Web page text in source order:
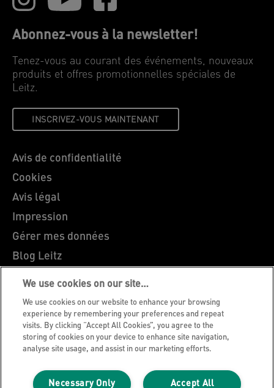
Abonnez-vous à la newsletter!
Tenez-vous au courant des événements, nouveaux
produits et offres promotionnelles spéciales de
Leitz.
INSCRIVEZ-VOUS MAINTENANT
Avis de confidentialité
Cookies
Avis légal
Impression
Gérer mes données
Blog Leitz
Carrières
Leitz EasyPrint
Support client
Guide du recyclage des emballages
Conditions de garantie
Déclarations de conformité
We use cookies on our site…
We use cookies on our website to enhance your browsing
experience by remembering your preferences and repeat
visits. By clicking “Accept All Cookies”, you agree to the
storing of cookies on your device to enhance site navigation,
analyse site usage, and assist in our marketing efforts.
Accept All
Necessary Only